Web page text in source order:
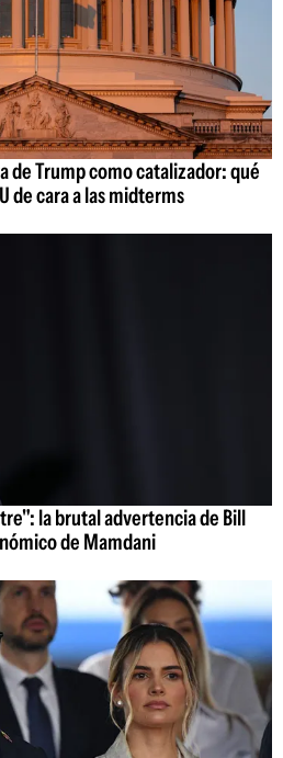
de Trump como catalizador: qué
de cara a las midterms
la brutal advertencia de Bill
de Mamdani